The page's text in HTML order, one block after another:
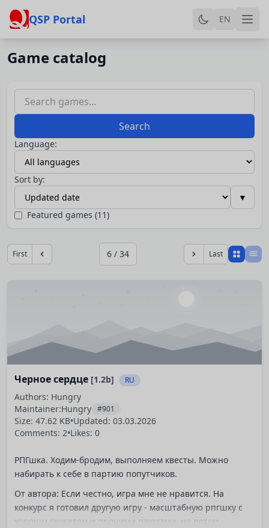
QSP Portal EN
Game catalog
Search
Language:
Sort by:
▼
Featured games (11)
First 6 / 34 Last
Черное сердце [1.2b] RU
Authors: Hungry
Maintainer:Hungry #901
Size: 47.62 KB•Updated: 03.03.2026
Comments: 2•Likes: 0
РПГшка. Ходим-бродим, выполняем квесты. Можно
набирать к себе в партию попутчиков.
От автора: Если честно, игра мне не нравится. На
конкурс я готовил другую игру - масштабную рпгшку с
хорошм сюжетом и прочими плюхами, но потом